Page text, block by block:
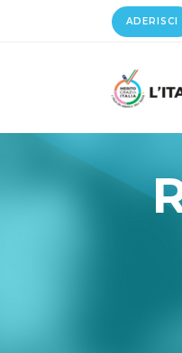
ADERISCI